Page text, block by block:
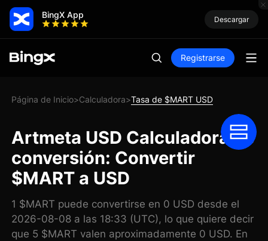
BingX App Descargar
Registrarse
Página de Inicio>Calculadora>Tasa de $MART USD
Artmeta USD Calculadora de
conversión: Convertir
$MART a USD
1 $MART puede convertirse en 0 USD desde el
2026-08-08 a las 18:33 (UTC), lo que quiere decir
que 5 $MART valen aproximadamente 0 USD. En